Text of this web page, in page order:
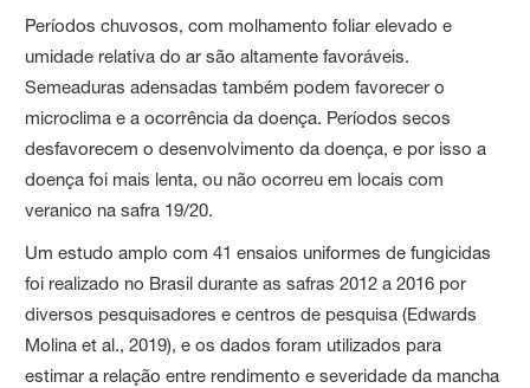
Períodos chuvosos, com molhamento foliar elevado e
umidade relativa do ar são altamente favoráveis.
Semeaduras adensadas também podem favorecer o
microclima e a ocorrência da doença. Períodos secos
desfavorecem o desenvolvimento da doença, e por isso a
doença foi mais lenta, ou não ocorreu em locais com
veranico na safra 19/20.
Um estudo amplo com 41 ensaios uniformes de fungicidas
foi realizado no Brasil durante as safras 2012 a 2016 por
diversos pesquisadores e centros de pesquisa (Edwards
Molina et al., 2019), e os dados foram utilizados para
estimar a relação entre rendimento e severidade da mancha